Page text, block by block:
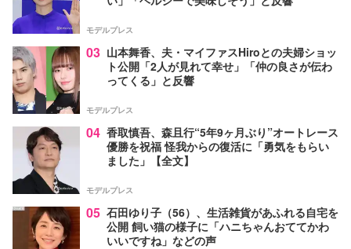
モデルプレス
03 山本舞香、夫・マイファスHiroとの夫婦ショッ
ト公開「2人が見れて幸せ」「仲の良さが伝わ
ってくる」と反響
モデルプレス
04 香取慎吾、森且行“5年9ヶ月ぶり”オートレース
優勝を祝福 怪我からの復活に「勇気をもらい
ました」【全文】
モデルプレス
05 石田ゆり子（56）、生活雑貨があふれる自宅を
公開 飼い猫の様子に「ハニちゃんおててかわ
いいですね」などの声